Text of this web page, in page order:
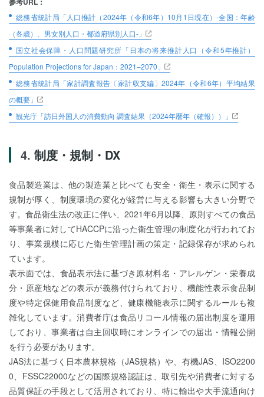
総務省統計局「人口推計（2024年（令和6年）10月1日現在）‐全国：年齢
（各歳）、男女別人口・都道府県別人口‐」
国立社会保障・人口問題研究所「日本の将来推計人口（令和5年推計）
Population Projections for Japan：2021–2070」
総務省統計局「家計調査報告〔家計収支編〕2024年（令和6年）平均結果
の概要」
観光庁「訪日外国人の消費動向 調査結果（2024年暦年（確報））」
制度・規制・DX
食品製造業は、他の製造業と比べても安全・衛生・表示に関する
規制が厚く、制度環境の変化が経営に与える影響も大きい分野で
す。食品衛生法の改正に伴い、2021年6月以降、原則すべての食品
等事業者に対してHACCPに沿った衛生管理の制度化が行われてお
り、事業規模に応じた衛生管理計画の策定・記録保存が求められ
ています。
表示面では、食品表示法に基づき原材料名・アレルゲン・栄養成
分・原産地などの表示が義務付けられており、機能性表示食品制
度や特定保健用食品制度など、健康機能表示に関するルールも複
雑化しています。消費者庁は食品リコール情報の届出制度を運用
しており、事業者は自主回収時にオンラインでの届出・情報公開
を行う必要があります。
JAS法に基づく日本農林規格（JAS規格）や、有機JAS、ISO2200
0、FSSC22000などの国際規格認証は、取引先や消費者に対する
品質保証の手段として活用されており、特に輸出や大手流通向け